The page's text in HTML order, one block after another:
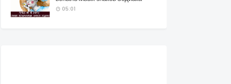
05:01